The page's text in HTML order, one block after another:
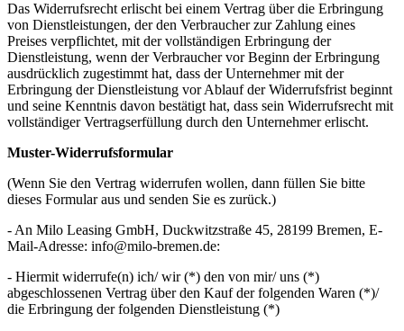
Das Widerrufsrecht erlischt bei einem Vertrag über die Erbringung
von Dienstleistungen, der den Verbraucher zur Zahlung eines
Preises verpflichtet, mit der vollständigen Erbringung der
Dienstleistung, wenn der Verbraucher vor Beginn der Erbringung
ausdrücklich zugestimmt hat, dass der Unternehmer mit der
Erbringung der Dienstleistung vor Ablauf der Widerrufsfrist beginnt
und seine Kenntnis davon bestätigt hat, dass sein Widerrufsrecht mit
vollständiger Vertragserfüllung durch den Unternehmer erlischt.
Muster-Widerrufsformular
(Wenn Sie den Vertrag widerrufen wollen, dann füllen Sie bitte
dieses Formular aus und senden Sie es zurück.)
- An Milo Leasing GmbH, Duckwitzstraße 45, 28199 Bremen, E-
Mail-Adresse: info@milo-bremen.de:
- Hiermit widerrufe(n) ich/ wir (*) den von mir/ uns (*)
abgeschlossenen Vertrag über den Kauf der folgenden Waren (*)/
die Erbringung der folgenden Dienstleistung (*)